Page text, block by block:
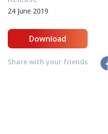
24 June 2019
Download
Share with your friends